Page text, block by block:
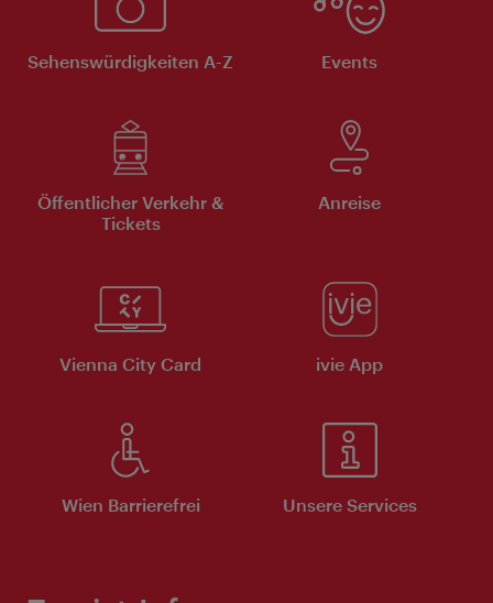
Sehenswürdigkeiten A-Z Events
Öffentlicher Verkehr &
Tickets
Anreise
Vienna City Card ivie App
Wien Barrierefrei Unsere Services